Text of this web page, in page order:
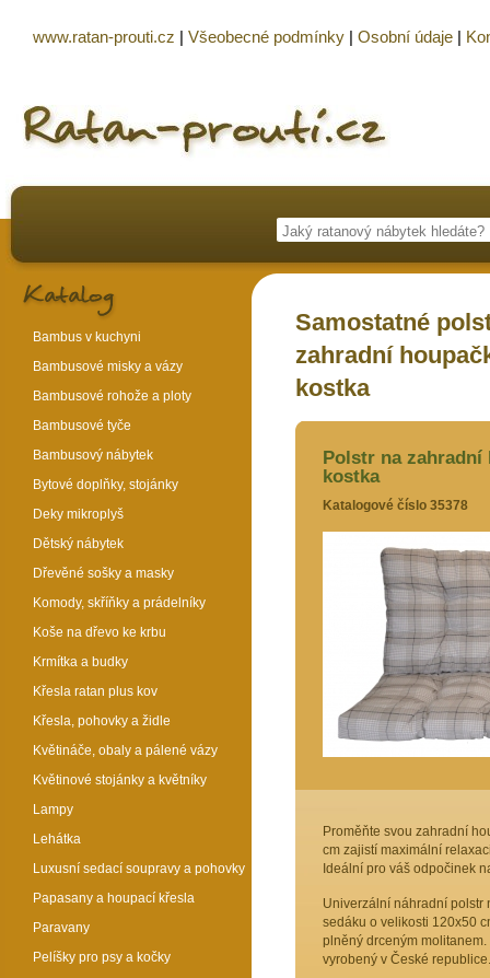
Samostatné
zahradní
kostka
Polstr na zahradní
kostka
Katalogové číslo 35378
Proměňte svou zahradní
cm zajistí maximální
Ideální pro váš odpočinek
Univerzální náhradní polstr
sedáku o velikosti 120x50
plněný drceným
vyrobený v České republice.
Bambus v kuchyni
Bambusové misky a vázy
Bambusové rohože a ploty
Bambusové tyče
Bambusový nábytek
Bytové doplňky, stojánky
Deky mikroplyš
Dětský nábytek
Dřevěné sošky a masky
Komody, skříňky a prádelníky
Koše na dřevo ke krbu
Krmítka a budky
Křesla ratan plus kov
Křesla, pohovky a židle
Květináče, obaly a pálené vázy
Květinové stojánky a květníky
Lampy
Lehátka
Luxusní sedací soupravy a pohovky
Papasany a houpací křesla
Paravany
Pelíšky pro psy a kočky
www.ratan-prouti.cz | Všeobecné podmínky | Osobní údaje |